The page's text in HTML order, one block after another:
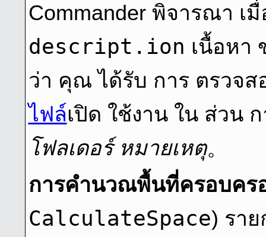
Commander พิจารณา เ
descript.ion เนื้อหา
ว่า คุณ ได้รับ การ ตรวจส
ไฟล์เปิด ใช้งาน ใน ส่วน
โฟลเดอร์ หมายเหตุ。
การคํานวณพื้นที่ครอบคร
CalculateSpace) รา